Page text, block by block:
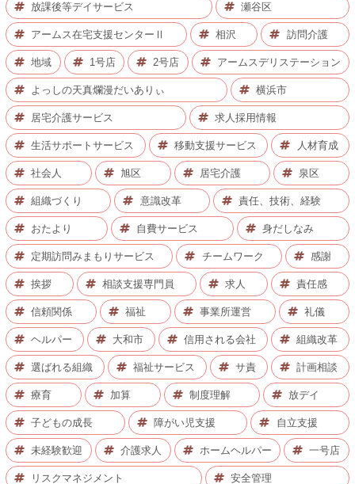
放課後等デイサービス 瀬谷区
アームス在宅支援センターⅡ 相沢 訪問介護
地域 1号店 2号店 アームスデリステーション
よっしの天真爛漫だいありぃ 横浜市
居宅介護サービス 求人採用情報
生活サポートサービス 移動支援サービス 人材育成
社会人 旭区 居宅介護 泉区
組織づくり 意識改革 責任、技術、経験
おたより 自費サービス 身だしなみ
定期訪問みまもりサービス チームワーク 感謝
挨拶 相談支援専門員 求人 責任感
信頼関係 福祉 事業所運営 礼儀
ヘルパー 大和市 信用される会社 組織改革
選ばれる組織 福祉サービス サ責 計画相談
療育 加算 制度理解 放デイ
子どもの成長 障がい児支援 自立支援
未経験歓迎 介護求人 ホームヘルパー 一号店
リスクマネジメント 安全管理